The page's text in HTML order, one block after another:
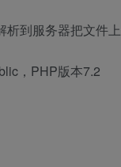
到服务器把文件
，PHP版本7.2